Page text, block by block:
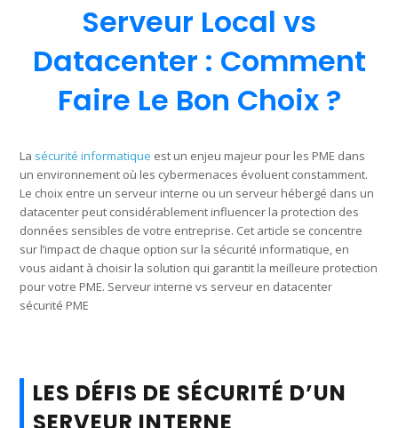
Serveur Local vs
Datacenter : Comment
Faire Le Bon Choix ?
La sécurité informatique est un enjeu majeur pour les PME dans
un environnement où les cybermenaces évoluent constamment.
Le choix entre un serveur interne ou un serveur hébergé dans un
datacenter peut considérablement influencer la protection des
données sensibles de votre entreprise. Cet article se concentre
sur l’impact de chaque option sur la sécurité informatique, en
vous aidant à choisir la solution qui garantit la meilleure protection
pour votre PME. Serveur interne vs serveur en datacenter
sécurité PME
LES DÉFIS DE SÉCURITÉ D’UN
SERVEUR INTERNE